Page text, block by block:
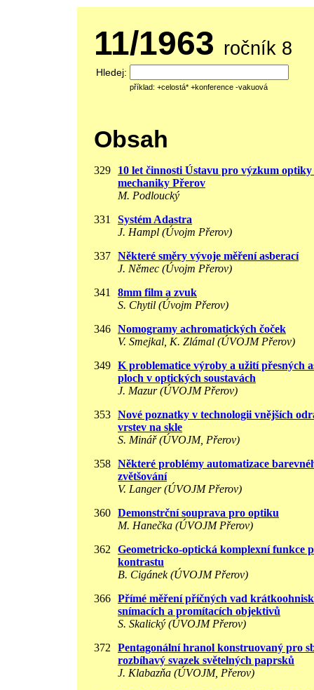
11/1963 ročník 8
Hledej:
příklad: +celostá* +konference -vakuová
Obsah
329
10 let činnosti Ústavu pro výzkum optiky
mechaniky Přerov
M. Podloucký
331
Systém Adastra
J. Hampl (Úvojm Přerov)
337 Některé směry vývoje měření asberací
J. Němec (Úvojm Přerov)
341
8mm film a zvuk
S. Chytil (Úvojm Přerov)
346 Nomogramy achromatických čoček
V. Smejkal, K. Zlámal (ÚVOJM Přerov)
349 K problematice výroby a užití přesných
ploch v optických soustavách
J. Mazur (ÚVOJM Přerov)
353 Nové poznatky v technologii vnějších
vrstev na skle
S. Minář (ÚVOJM, Přerov)
358 Některé problémy automatizace
zvětšování
V. Langer (ÚVOJM Přerov)
360 Demonstrční souprava pro optiku
M. Hanečka (ÚVOJM Přerov)
362
Geometricko-optická komplexní funkce
kontrastu
B. Cigánek (ÚVOJM Přerov)
366 Přímé měření příčných vad
snímacích a promítacích objektivů
S. Skalický (ÚVOJM Přerov)
372
Pentagonální hranol konstruovaný pro
rozbíhavý svazek světelných paprsků
J. Klabazňa (ÚVOJM, Přerov)